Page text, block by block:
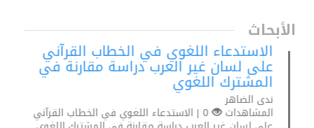
الأبحاث
الاستدعاء اللغوي في الخطاب القرآني
على لسان غير العرب دراسة مقارنة في
المشترك اللغوي
ندى الضاهر
المشاهدات 0 | الاستدعاء اللغوي في الخطاب القرآني